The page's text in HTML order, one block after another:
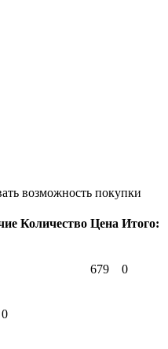
возможность покупки
Количество Цена Итого:
679 0
0